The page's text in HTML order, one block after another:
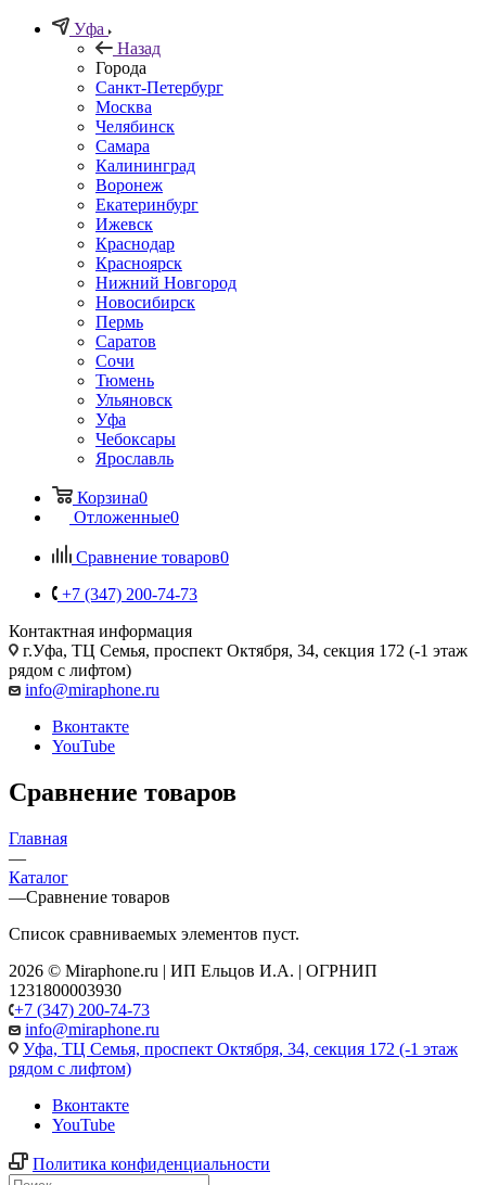
Уфа
Назад
Города
Санкт-Петербург
Москва
Челябинск
Самара
Калининград
Воронеж
Екатеринбург
Ижевск
Краснодар
Красноярск
Нижний Новгород
Новосибирск
Пермь
Саратов
Сочи
Тюмень
Ульяновск
Уфа
Чебоксары
Ярославль
Корзина0
Отложенные0
Сравнение товаров0
+7 (347) 200-74-73
Контактная информация
г.Уфа, ТЦ Семья, проспект Октября, 34, секция 172 (-1 этаж
рядом с лифтом)
info@miraphone.ru
Вконтакте
YouTube
Сравнение товаров
Главная
—
Каталог
—Сравнение товаров
Список сравниваемых элементов пуст.
2026 © Miraphone.ru | ИП Ельцов И.А. | ОГРНИП
1231800003930
+7 (347) 200-74-73
info@miraphone.ru
Уфа, ТЦ Семья, проспект Октября, 34, секция 172 (-1 этаж
рядом с лифтом)
Вконтакте
YouTube
Политика конфиденциальности